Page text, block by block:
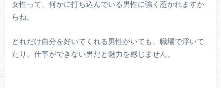
女性って、何かに打ち込んでいる男性に強く惹かれますか
らね。
どれだけ自分を好いてくれる男性がいても、職場で浮いて
たり、仕事ができない男だと魅力を感じません。